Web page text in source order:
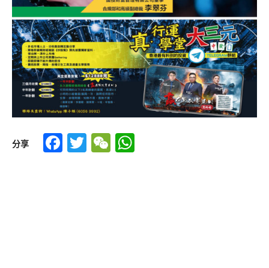
分享 Facebook
TwitterWeChat